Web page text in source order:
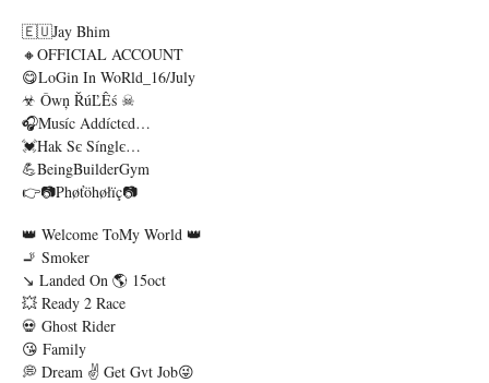
🇪🇺Jay Bhim
🔸OFFICIAL ACCOUNT
😋LoGin In WoRld_16/July
☣ Ôwņ ŘúĽÊś ☠
🎧Muѕíc Addíctєd…
💓Hak Sє Sínglє…
💪beingBuilderGym
👉📷Phøťöhøłïç📷
👑 Welcome ToMy World 👑
🚬 Smoker
↘ Landed On 🌎 15oct
💥 Ready 2 Race
💀 Ghost Rider
😘 Family
💭 Dream ✌ Get Gvt Job😜